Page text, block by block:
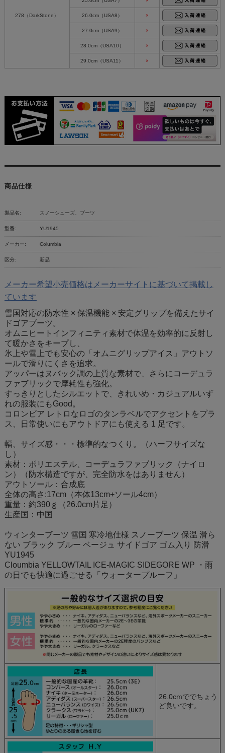
278（DarkStone） 26.0cm（USA8） ×
27.0cm（USA9） ×
28.0cm（USA10） ×
29.0cm（USA11） ×
商品仕様
製品名: スノーシューズ、ブーツ
型番: YU1945
メーカー: Columbia
区分: 新品
メーカー希望小売価格はメーカーサイトに基づいて掲載し
ています
雪国対応の防水性 × 保温機能 × 安定グリップを備えたサイ
ドゴアブーツ。
オムニヒートインフィニティ素材で体温を効率的に反射し
て暖かさをキープし、
氷上や雪上でも安心の「オムニグリップアイス」アウトソ
ールで滑りにくさを追求。
アッパーはヌバック調の上質な素材で、さらにコーデュラ
ファブリックで摩耗性も強化。
すっきりとしたシルエットで、きれいめ・カジュアルいず
れの服装にもGood。
コロンビア レトロなロゴのタンラベルでアクセントをプラ
ス、日常使いにもアウトドアにも使える 1 足です。
幅、サイズ感・・・標準的なつくり。（ハーフサイズな
し）
素材：ポリエステル、コーデュラファブリック（ナイロ
ン）（防水構造ですが、完全防水をはありません）
アウトソール：合成底
全体の高さ:17cm（本体13cm+ソール4cm）
重量：約390ｇ（26.0cm片足）
生産国：中国
ウィンターブーツ 雪国 寒冷地仕様 スノーブーツ 保温 滑ら
ない ブラック ブルー ベージュ サイドゴア ゴム入り 防滑
YU1945
Cloumbia YELLOWTAIL ICE-MAGIC SIDEGORE WP ・雨
の日でも快適に過ごせる「ウォータープルーフ」
26.0cmででちょう
ど良いです。